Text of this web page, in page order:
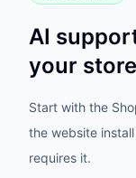
AI
your
Start with the
the website
requires it.